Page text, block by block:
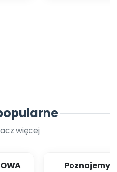
więcej
Poznajemy